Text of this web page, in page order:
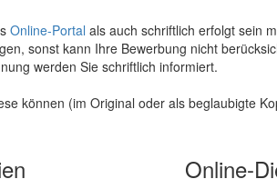
Online-Portal als auch schriftlich erfolgt sein
sonst kann Ihre Bewerbung nicht
werden Sie schriftlich informiert.
können (im Original oder als beglaubigte
Online-